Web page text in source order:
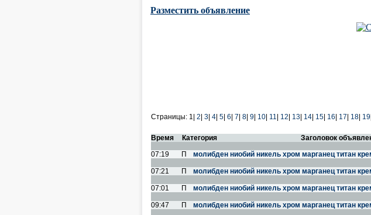
Разместить объявление
Страницы: 1| 2 3 4 5 6 7 8 9 10 11 12 13 14 15 16 17 18 19
Время Категория Заголовок
07:19
П молибден ниобий никель хром марганец титан
07:21
П молибден ниобий никель хром марганец титан
07:01
П молибден ниобий никель хром марганец титан
09:47
П молибден ниобий никель хром марганец титан